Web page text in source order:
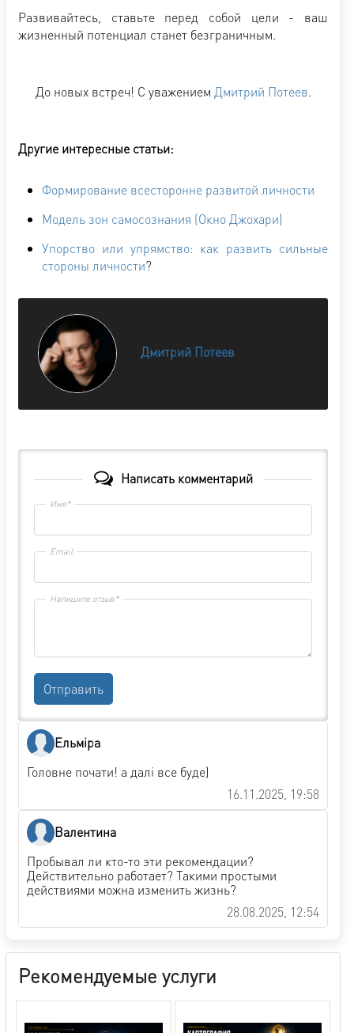
Развивайтесь, ставьте перед собой цели - ваш
жизненный потенциал станет безграничным.
До новых встреч! С уважением Дмитрий Потеев.
Другие интересные статьи:
Формирование всесторонне развитой личности
Модель зон самосознания (Окно Джохари)
Упорство или упрямство: как развить сильные
стороны личности?
Дмитрий Потеев
Ельміра
Головне почати! а далі все буде)
16.11.2025, 19:58
Валентина
Пробывал ли кто-то эти рекомендации?
Действительно работает? Такими простыми
действиями можна изменить жизнь?
28.08.2025, 12:54
Написать комментарий
Имя*
Email
Напишите отзыв*
Отправить
Рекомендуемые услуги